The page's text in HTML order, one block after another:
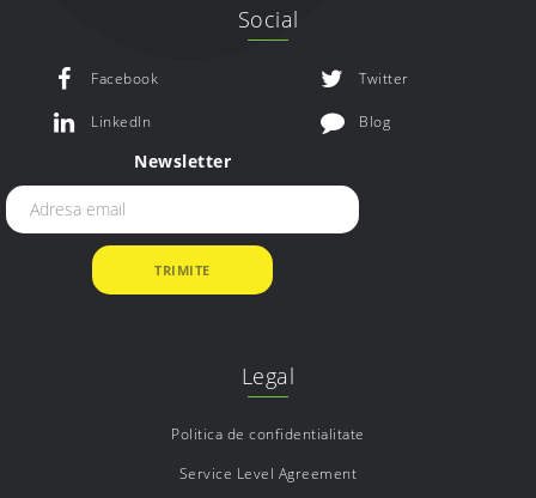
Legal
Politica de confidentialitate
Service Level Agreement
Social
Facebook Twitter
LinkedIn Blog
Newsletter